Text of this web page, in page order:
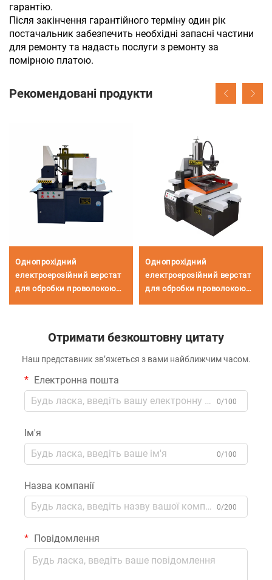
гарантію.
Після закінчення гарантійного терміну один рік
постачальник забезпечить необхідні запасні частини
для ремонту та надасть послуги з ремонту за
помірною платою.
Рекомендовані продукти
Однопрохідний
електроерозійний верстат
для обробки проволокою
Однопрохідний
електроерозійний верстат
для обробки проволокою
Отримати безкоштовну цитату
Наш представник зв’яжеться з вами найближчим часом.
Електронна пошта
0/100
Ім'я
0/100
Назва компанії
0/200
Повідомлення